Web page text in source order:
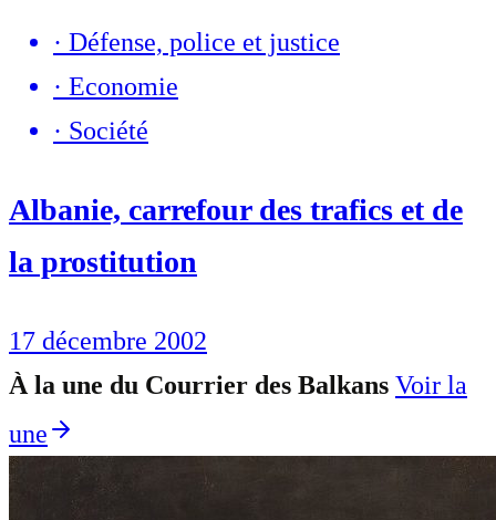
· Défense, police et justice
· Economie
· Société
Albanie, carrefour des trafics et de
la prostitution
17 décembre 2002
À la une du Courrier des Balkans Voir la
une